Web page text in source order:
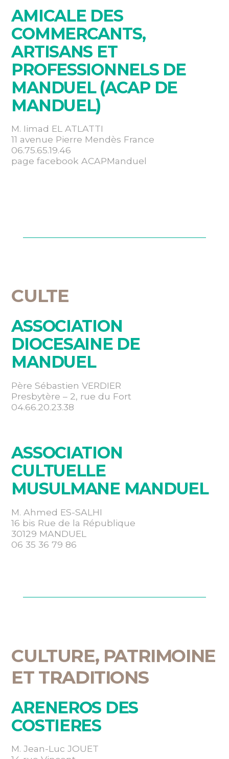
AMICALE DES
COMMERCANTS,
ARTISANS ET
PROFESSIONNELS DE
MANDUEL (ACAP DE
MANDUEL)
M. Iimad EL ATLATTI
11 avenue Pierre Mendès France
06.75.65.19.46
page facebook ACAPManduel
CULTE
ASSOCIATION
DIOCESAINE DE
MANDUEL
Père Sébastien VERDIER
Presbytère – 2, rue du Fort
04.66.20.23.38
ASSOCIATION
CULTUELLE
MUSULMANE MANDUEL
M. Ahmed ES-SALHI
16 bis Rue de la République
30129 MANDUEL
06 35 36 79 86
CULTURE, PATRIMOINE
ET TRADITIONS
ARENEROS DES
COSTIERES
M. Jean-Luc JOUET